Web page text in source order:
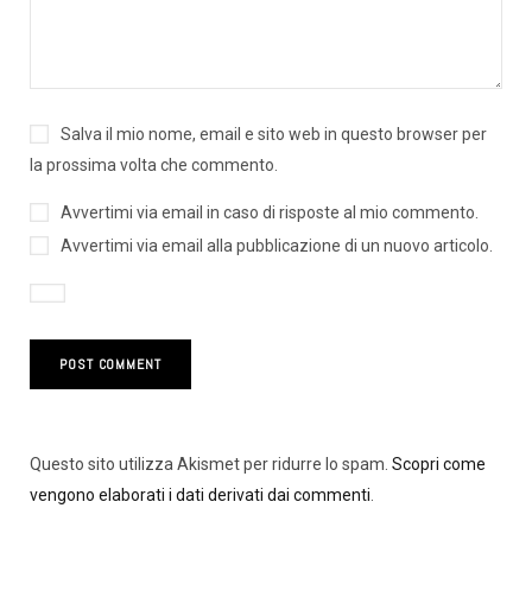
Salva il mio nome, email e sito web in questo browser per
la prossima volta che commento.
Avvertimi via email in caso di risposte al mio commento.
Avvertimi via email alla pubblicazione di un nuovo articolo.
Questo sito utilizza Akismet per ridurre lo spam. Scopri come
vengono elaborati i dati derivati dai commenti